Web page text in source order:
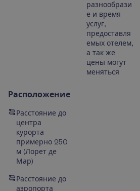
разнообрази
е и время
услуг,
предоставля
емых отелем,
а так же
цены могут
меняться
Расположение
Расстояние до
центра
курорта
примерно 250
м (Лорет де
Мар)
Расстояние до
аэропорта